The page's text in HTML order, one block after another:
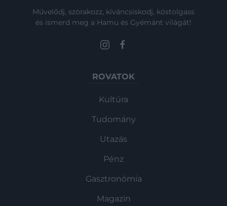
Művelődj, szórakozz, kíváncsiskodj, kóstolgass
és ismerd meg a Hamu és Gyémánt világát!
ROVATOK
Kultúra
Tudomány
Utazás
Pénz
Gasztronómia
Magazin